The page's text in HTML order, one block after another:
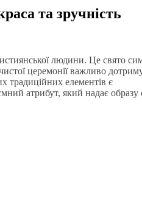
та зручність
людини. Це свято
церемонії важливо
традиційних елементів є
атрибут, який надає образу